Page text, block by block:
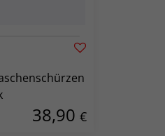
38,90 €